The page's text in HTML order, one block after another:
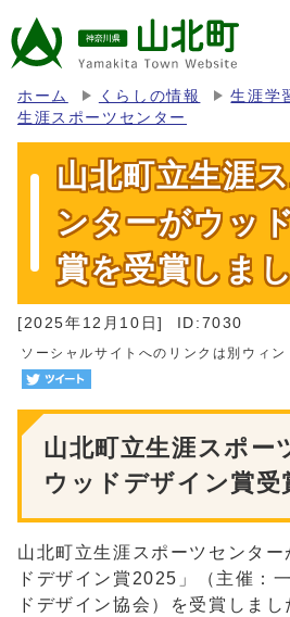
ホーム くらしの情報
生涯学
生涯スポーツセンター
山北町立生涯
ンターがウッ
賞を受賞しま
[2025年12月10日] ID:7030
ソーシャルサイトへのリンクは別ウィン
山北町立生涯スポー
ウッドデザイン賞受
山北町立生涯スポーツセンター
ドデザイン賞2025」（主催：
ドデザイン協会）を受賞しまし